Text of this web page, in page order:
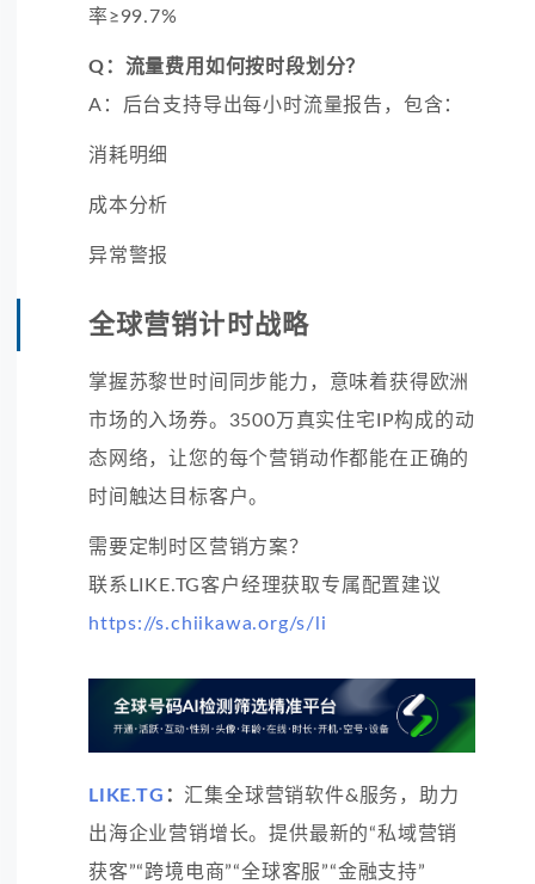
率≥99.7%
Q：流量费用如何按时段划分？
A：后台支持导出每小时流量报告，包含：
消耗明细
成本分析
异常警报
全球营销计时战略
掌握苏黎世时间同步能力，意味着获得欧洲
市场的入场券。3500万真实住宅IP构成的动
态网络，让您的每个营销动作都能在正确的
时间触达目标客户。
需要定制时区营销方案？
联系LIKE.TG客户经理获取专属配置建议
https://s.chiikawa.org/s/li
LIKE.TG ： 汇集全球营销软件&服务，助力
出海企业营销增长。提供最新的“私域营销
获客”“跨境电商”“全球客服”“金融支持”